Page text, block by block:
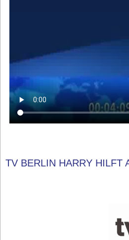
TV BERLIN HARRY HILFT